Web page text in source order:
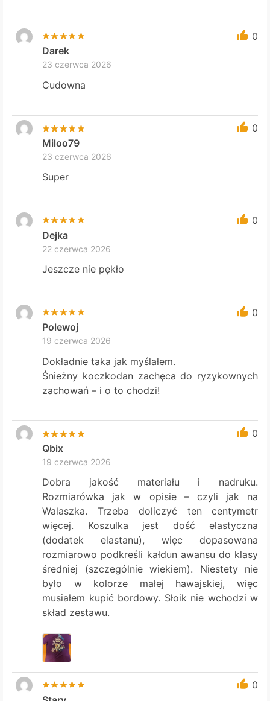
0
Darek
23 czerwca 2026
Cudowna
0
Miloo79
23 czerwca 2026
Super
0
Dejka
22 czerwca 2026
Jeszcze nie pękło
0
Polewoj
19 czerwca 2026
Dokładnie taka jak myślałem.
Śnieżny koczkodan zachęca do ryzykownych
zachowań – i o to chodzi!
0
Qbix
19 czerwca 2026
Dobra jakość materiału i nadruku.
Rozmiarówka jak w opisie – czyli jak na
Walaszka. Trzeba doliczyć ten centymetr
więcej. Koszulka jest dość elastyczna
(dodatek elastanu), więc dopasowana
rozmiarowo podkreśli kałdun awansu do klasy
średniej (szczególnie wiekiem). Niestety nie
było w kolorze małej hawajskiej, więc
musiałem kupić bordowy. Słoik nie wchodzi w
skład zestawu.
0